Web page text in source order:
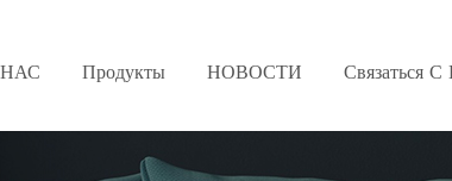
Продукты НОВОСТИ Связаться С